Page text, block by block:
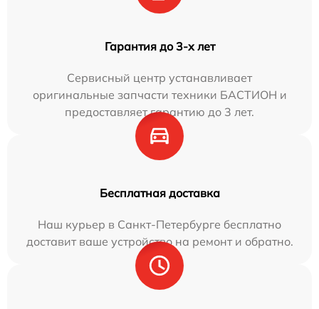
Гарантия до 3-х лет
Сервисный центр устанавливает
оригинальные запчасти техники БАСТИОН и
предоставляет гарантию до 3 лет.
Бесплатная доставка
Наш курьер в Санкт-Петербурге бесплатно
доставит ваше устройство на ремонт и обратно.